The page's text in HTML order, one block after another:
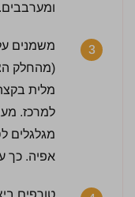
ומערבבים.
3
(מהחלק
מלית
למרכז.
מגלגלים
אפיה. כך
לחץ